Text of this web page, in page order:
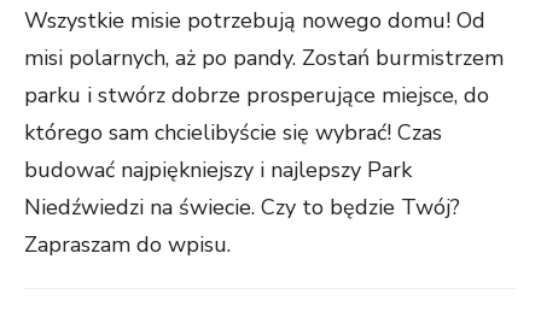
Wszystkie misie potrzebują nowego domu! Od
misi polarnych, aż po pandy. Zostań burmistrzem
parku i stwórz dobrze prosperujące miejsce, do
którego sam chcielibyście się wybrać! Czas
budować najpiękniejszy i najlepszy Park
Niedźwiedzi na świecie. Czy to będzie Twój?
Zapraszam do wpisu.